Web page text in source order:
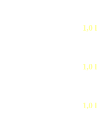
1,0 l
1,0 l
1,0 l